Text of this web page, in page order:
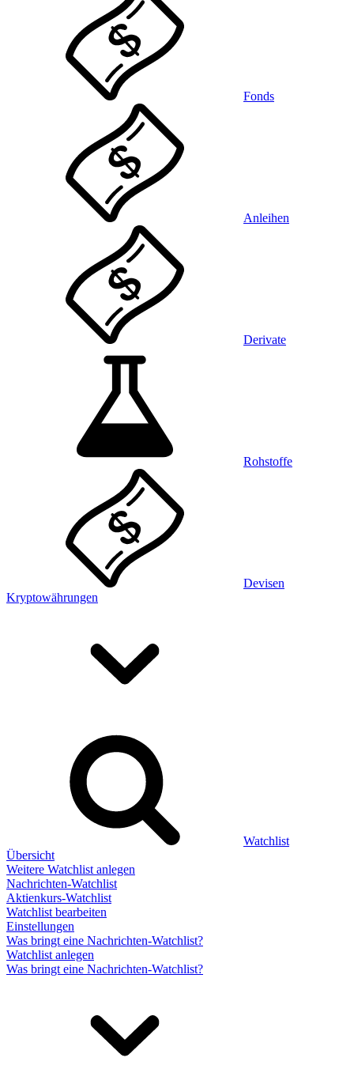
Fonds
Anleihen
Derivate
Rohstoffe
Devisen
Kryptowährungen
Watchlist
Übersicht
Weitere Watchlist anlegen
Nachrichten-Watchlist
Aktienkurs-Watchlist
Watchlist bearbeiten
Einstellungen
Was bringt eine Nachrichten-Watchlist?
Watchlist anlegen
Was bringt eine Nachrichten-Watchlist?